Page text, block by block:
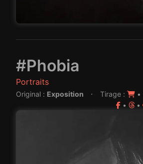
#Phobia
Portraits
Original : Exposition · Tirage : •
•
•